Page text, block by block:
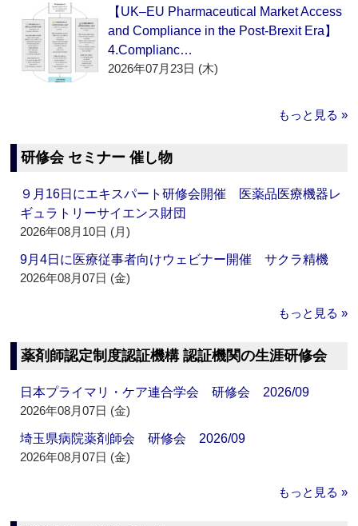
【UK–EU Pharmaceutical Market Access
and Compliance in the Post-Brexit Era】
4.Complianc…
2026年07月23日 (木)
もっと見る »
研修会 セミナー 催し物
９月16日にエキスパート研修会開催 医薬品医療機器レ
ギュラトリーサイエンス財団
2026年08月10日 (月)
9月4日に医療従事者向けウェビナー開催 サクラ精機
2026年08月07日 (金)
もっと見る »
薬剤師認定制度認証機構 認証機関の生涯研修会
日本プライマリ・ケア連合学会 研修会 2026/09
2026年08月07日 (金)
埼玉県病院薬剤師会 研修会 2026/09
2026年08月07日 (金)
もっと見る »